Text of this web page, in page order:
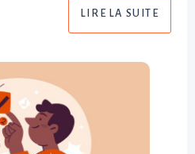
LIRE LA SUITE